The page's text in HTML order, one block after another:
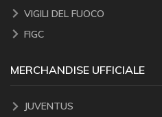
VIGILI DEL FUOCO
FIGC
MERCHANDISE UFFICIALE
JUVENTUS